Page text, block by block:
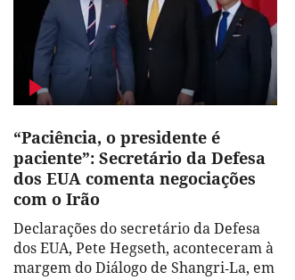
“Paciência, o presidente é
paciente”: Secretário da Defesa
dos EUA comenta negociações
com o Irão
Declarações do secretário da Defesa
dos EUA, Pete Hegseth, aconteceram à
margem do Diálogo de Shangri‑La, em